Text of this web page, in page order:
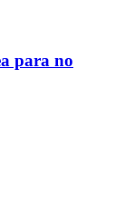
para no